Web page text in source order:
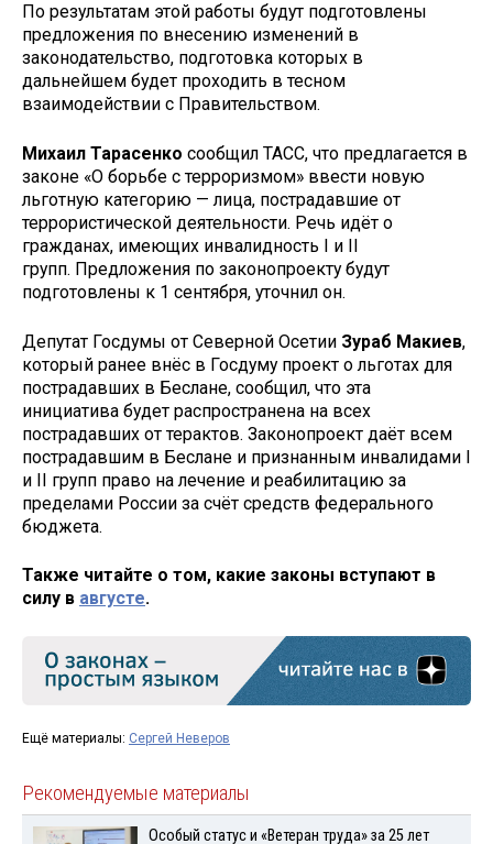
По результатам этой работы будут подготовлены
предложения по внесению изменений в
законодательство, подготовка которых в
дальнейшем будет проходить в тесном
взаимодействии с Правительством.
Михаил Тарасенко сообщил ТАСС, что предлагается в
законе «О борьбе с терроризмом» ввести новую
льготную категорию — лица, пострадавшие от
террористической деятельности. Речь идёт о
гражданах, имеющих инвалидность I и II
групп. Предложения по законопроекту будут
подготовлены к 1 сентября, уточнил он.
Депутат Госдумы от Северной Осетии Зураб Макиев,
который ранее внёс в Госдуму проект о льготах для
пострадавших в Беслане, сообщил, что эта
инициатива будет распространена на всех
пострадавших от терактов. Законопроект даёт всем
пострадавшим в Беслане и признанным инвалидами I
и II групп право на лечение и реабилитацию за
пределами России за счёт средств федерального
бюджета.
Также читайте о том, какие законы вступают в
силу в августе.
Ещё материалы: Сергей Неверов
Рекомендуемые материалы
Особый статус и «Ветеран труда» за 25 лет